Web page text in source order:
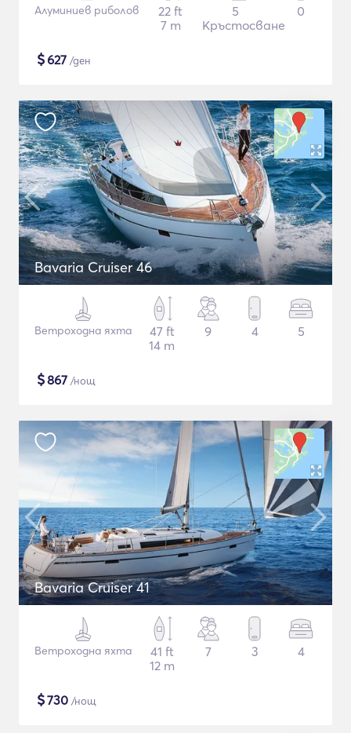
Алуминиев риболов
22 ft
7 m
5
Кръстосване
0
$627 /ден
Bavaria Cruiser 46
Ветроходна яхта
47 ft
14 m
9 4 5
$867 /нощ
Bavaria Cruiser 41
Ветроходна яхта
41 ft
12 m
7 3 4
$730 /нощ